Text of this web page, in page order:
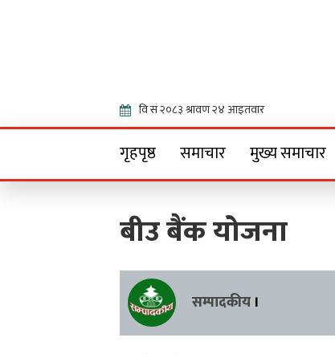
गृहपृष्ठ समाचार मुख्य समाचार
बीउ बैंक योजना
सम्पादकीय ।